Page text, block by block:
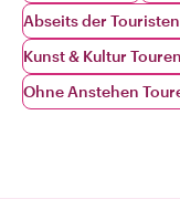
Abseits der
Kunst & Kultur Touren
Ohne Anstehen